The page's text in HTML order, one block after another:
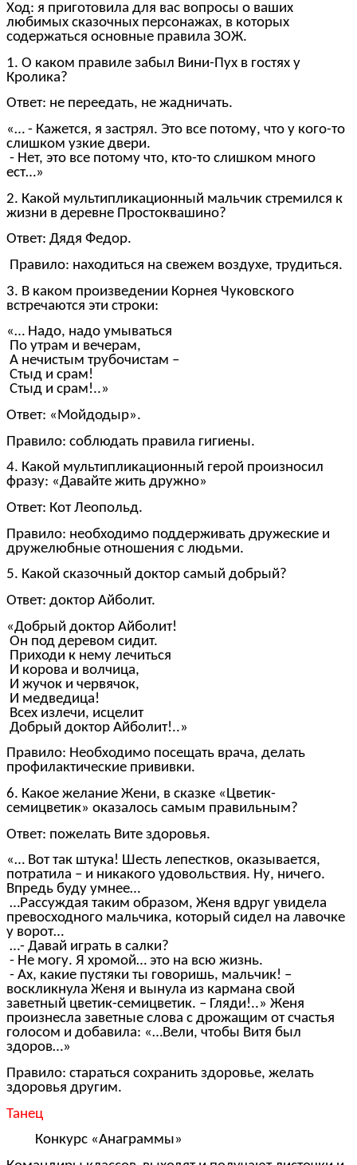
Ход: я приготовила для вас вопросы о ваших
любимых сказочных персонажах, в которых
содержаться основные правила ЗОЖ.
1. О каком правиле забыл Вини-Пух в гостях у
Кролика?
Ответ: не переедать, не жадничать.
«… - Кажется, я застрял. Это все потому, что у кого-то
слишком узкие двери.
- Нет, это все потому что, кто-то слишком много
ест…»
2. Какой мультипликационный мальчик стремился к
жизни в деревне Простоквашино?
Ответ: Дядя Федор.
Правило: находиться на свежем воздухе, трудиться.
3. В каком произведении Корнея Чуковского
встречаются эти строки:
«… Надо, надо умываться
По утрам и вечерам,
А нечистым трубочистам –
Стыд и срам!
Стыд и срам!..»
Ответ: «Мойдодыр».
Правило: соблюдать правила гигиены.
4. Какой мультипликационный герой произносил
фразу: «Давайте жить дружно»
Ответ: Кот Леопольд.
Правило: необходимо поддерживать дружеские и
дружелюбные отношения с людьми.
5. Какой сказочный доктор самый добрый?
Ответ: доктор Айболит.
«Добрый доктор Айболит!
Он под деревом сидит.
Приходи к нему лечиться
И корова и волчица,
И жучок и червячок,
И медведица!
Всех излечи, исцелит
Добрый доктор Айболит!..»
Правило: Необходимо посещать врача, делать
профилактические прививки.
6. Какое желание Жени, в сказке «Цветик-
семицветик» оказалось самым правильным?
Ответ: пожелать Вите здоровья.
«… Вот так штука! Шесть лепестков, оказывается,
потратила – и никакого удовольствия. Ну, ничего.
Впредь буду умнее…
…Рассуждая таким образом, Женя вдруг увидела
превосходного мальчика, который сидел на лавочке
у ворот…
…- Давай играть в салки?
- Не могу. Я хромой… это на всю жизнь.
- Ах, какие пустяки ты говоришь, мальчик! –
воскликнула Женя и вынула из кармана свой
заветный цветик-семицветик. – Гляди!..» Женя
произнесла заветные слова с дрожащим от счастья
голосом и добавила: «…Вели, чтобы Витя был
здоров…»
Правило: стараться сохранить здоровье, желать
здоровья другим.
Танец
Конкурс «Анаграммы»